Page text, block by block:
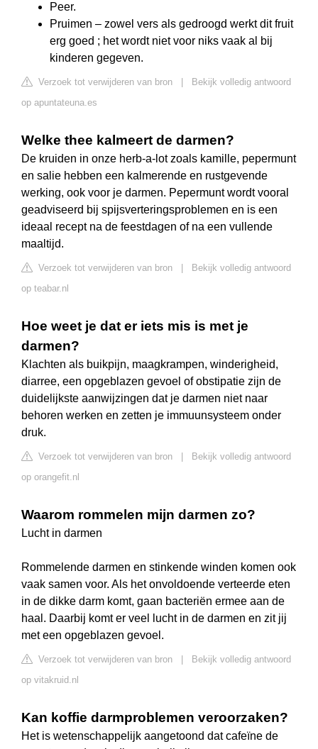
Peer.
Pruimen – zowel vers als gedroogd werkt dit fruit
erg goed ; het wordt niet voor niks vaak al bij
kinderen gegeven.
Verzoek tot verwijderen van bron
Bekijk volledig antwoord
op apuntateuna.es
Welke thee kalmeert de darmen?
De kruiden in onze herb-a-lot zoals kamille, pepermunt
en salie hebben een kalmerende en rustgevende
werking, ook voor je darmen. Pepermunt wordt vooral
geadviseerd bij spijsverteringsproblemen en is een
ideaal recept na de feestdagen of na een vullende
maaltijd.
Verzoek tot verwijderen van bron
Bekijk volledig antwoord
op teabar.nl
Hoe weet je dat er iets mis is met je
darmen?
Klachten als buikpijn, maagkrampen, winderigheid,
diarree, een opgeblazen gevoel of obstipatie zijn de
duidelijkste aanwijzingen dat je darmen niet naar
behoren werken en zetten je immuunsysteem onder
druk.
Verzoek tot verwijderen van bron
Bekijk volledig antwoord
op orangefit.nl
Waarom rommelen mijn darmen zo?
Lucht in darmen
Rommelende darmen en stinkende winden komen ook
vaak samen voor. Als het onvoldoende verteerde eten
in de dikke darm komt, gaan bacteriën ermee aan de
haal. Daarbij komt er veel lucht in de darmen en zit jij
met een opgeblazen gevoel.
Verzoek tot verwijderen van bron
Bekijk volledig antwoord
op vitakruid.nl
Kan koffie darmproblemen veroorzaken?
Het is wetenschappelijk aangetoond dat cafeïne de